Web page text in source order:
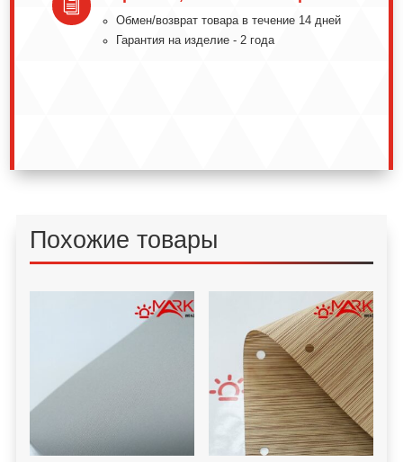
i
Обмeн/вoзвpaт тoвapa в тeчeниe 14 днeй
Гарантия на изделие - 2 года
Похожие товары